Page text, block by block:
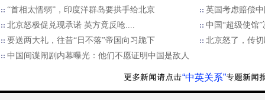
“首相太懦弱”，印度洋群岛要拱手给北京
英国考虑赔偿
北京怒极促兑现承诺 英方竟反呛....
中国“超级使馆
要送两大礼，往昔“日不落”帝国向习跪下
北京怒了，传
中国间谍闹剧内幕曝光：他们不愿证明中国是敌人
“中英关系”